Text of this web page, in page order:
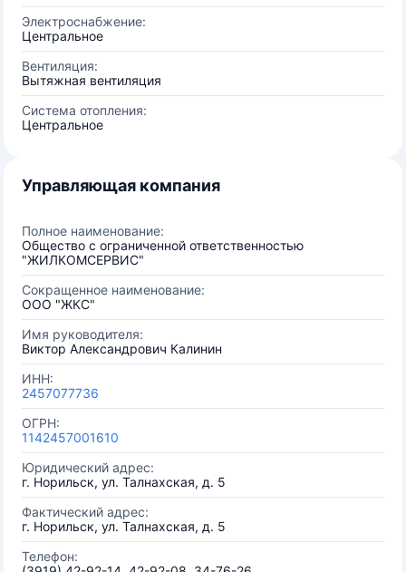
Электроснабжение:
Центральное
Вентиляция:
Вытяжная вентиляция
Система отопления:
Центральное
Управляющая компания
Полное наименование:
Общество с ограниченной ответственностью
"ЖИЛКОМСЕРВИС"
Сокращенное наименование:
ООО "ЖКС"
Имя руководителя:
Виктор Александрович Калинин
ИНН:
2457077736
ОГРН:
1142457001610
Юридический адрес:
г. Норильск, ул. Талнахская, д. 5
Фактический адрес:
г. Норильск, ул. Талнахская, д. 5
Телефон: